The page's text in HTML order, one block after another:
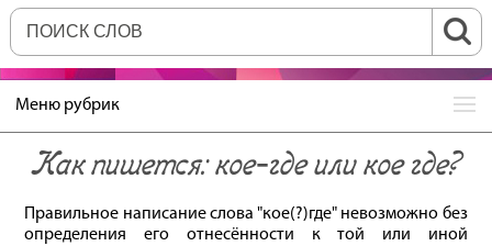
Меню рубрик
Как пишется: кое‐где или кое где?
Правильное написание слова "кое(?)где" невозможно без
определения его отнесённости к той или иной